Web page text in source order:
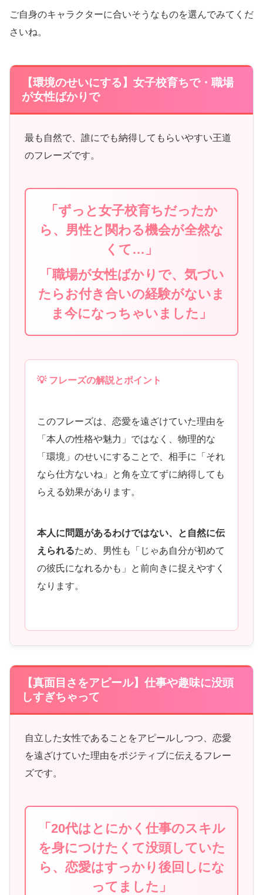
ご自身のキャラクターに合いそうなものを選んでみてくだ
さいね。
【環境のせいにする】女子校育ちで・職場
が女性ばかりで
最も自然で、誰にでも納得してもらいやすい王道
のフレーズです。
「ずっと女子校育ちだったか
ら、男性と関わる機会が全然な
くて…」
「職場が女性ばかりで、気づい
たらお付き合いの経験がないま
ま今になっちゃいました」
💡 フレーズの解説とポイント
このフレーズは、恋愛を遠ざけていた理由を
「本人の性格や魅力」ではなく、物理的な
「環境」のせいにすることで、相手に「それ
なら仕方ないね」と角を立てずに納得しても
らえる効果があります。
本人に問題があるわけではない、と自然に伝
えられるため、男性も「じゃあ自分が初めて
の彼氏になれるかも」と前向きに捉えやすく
なります。
【真面目さをアピール】仕事や趣味に没頭
しすぎちゃって
自立した女性であることをアピールしつつ、恋愛
を遠ざけていた理由をポジティブに伝えるフレー
ズです。
「20代はとにかく仕事のスキル
を身につけたくて没頭していた
ら、恋愛はすっかり後回しにな
ってました」